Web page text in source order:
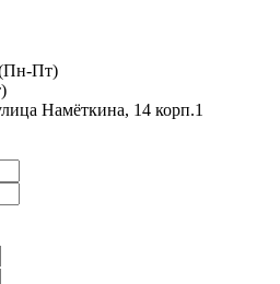
Пт)
Намёткина, 14 корп.1